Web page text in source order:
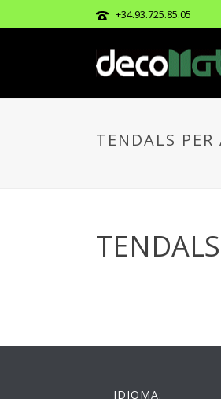
+34.93.725.85.05
TENDALS PER
IDIOMA: